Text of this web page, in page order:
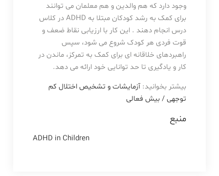
وجود دارد که هم والدین و هم معلمان می توانند
برای کمک به رشد کودکان مبتلا به ADHD در کلاس
درس انجام دهند . این کار با ارزیابی نقاط ضعف و
قوت فردی هر کودک شروع می شود، سپس
راهبردهای خلاقانه ای برای کمک به تمرکز، ماندن در
کار و یادگیری تا حد توانایی خود ارائه می دهد.
بیشتر بخوانید: آزمایشات و تشخیص اختلال کم
توجهی / بیش فعالی
منبع
ADHD in Children